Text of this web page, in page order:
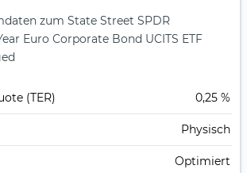
zum State Street SPDR
Euro Corporate Bond UCITS ETF
(TER) 0,25 %
Physisch
Optimiert